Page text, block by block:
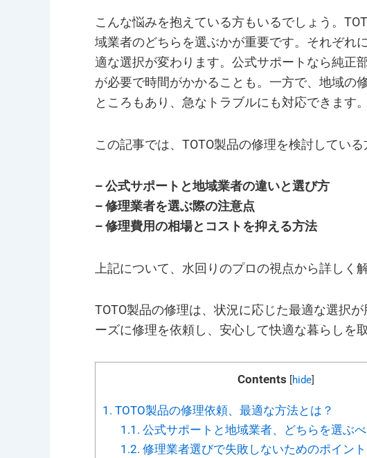
こんな悩みを抱えている方もいるでしょう。
域業者のどちらを選ぶかが重要です。それぞれ
適な選択が変わります。公式サポートなら純正
が必要で時間がかかることも。一方で、地域の
ところもあり、急なトラブルにも対応できます。
この記事では、TOTO製品の修理を検討している
– 公式サポートと地域業者の違いと選び方
– 修理業者を選ぶ際の注意点
– 修理費用の相場とコストを抑える方法
上記について、水回りのプロの視点から詳しく
TOTO製品の修理は、状況に応じた最適な選択
ーズに修理を依頼し、安心して快適な暮らしを
Contents [hide]
1. TOTO製品の修理依頼、最適な方法とは？
1.1. 公式サポートと地域業者、どちらを選ぶべ
1.2. 修理業者選びで失敗しないためのポイント